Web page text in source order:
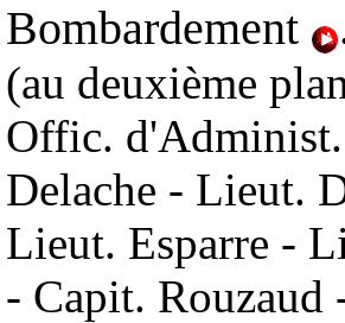
Bombardement
(au deuxième
Offic.
Delache - Lieut.
Lieut. Esparre -
- Capit. Rouzaud